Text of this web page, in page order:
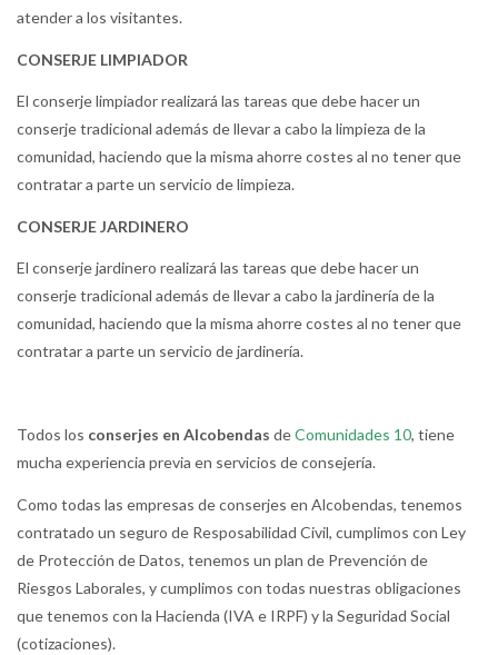
atender a los visitantes.
CONSERJE LIMPIADOR
El conserje limpiador realizará las tareas que debe hacer un
conserje tradicional además de llevar a cabo la limpieza de la
comunidad, haciendo que la misma ahorre costes al no tener que
contratar a parte un servicio de limpieza.
CONSERJE JARDINERO
El conserje jardinero realizará las tareas que debe hacer un
conserje tradicional además de llevar a cabo la jardinería de la
comunidad, haciendo que la misma ahorre costes al no tener que
contratar a parte un servicio de jardinería.
Todos los conserjes en Alcobendas deComunidades 10, tiene
mucha experiencia previa en servicios de consejería.
Como todas las empresas de conserjes en Alcobendas, tenemos
contratado un seguro de Resposabilidad Civil, cumplimos con Ley
de Protección de Datos, tenemos un plan de Prevención de
Riesgos Laborales, y cumplimos con todas nuestras obligaciones
que tenemos con la Hacienda (IVA e IRPF) y la Seguridad Social
(cotizaciones).